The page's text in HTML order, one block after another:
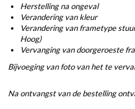
Herstelling na ongeval
Verandering van kleur
Verandering van frametype
Hoog)
Vervanging van doorgeroeste
Bijvoeging van foto van het te
Na ontvangst van de bestelling